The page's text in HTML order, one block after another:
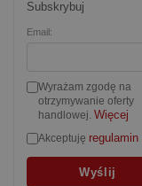
Subskrybuj
Email:
Wyrażam zgodę na
otrzymywanie oferty
handlowej. Więcej
Akceptuję regulamin